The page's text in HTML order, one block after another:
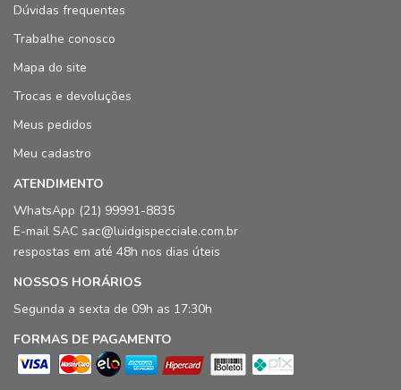
Dúvidas frequentes
Trabalhe conosco
Mapa do site
Trocas e devoluções
Meus pedidos
Meu cadastro
ATENDIMENTO
WhatsApp (21) 99991-8835
E-mail SAC sac@luidgispecciale.com.br
respostas em até 48h nos dias úteis
NOSSOS HORÁRIOS
Segunda a sexta de 09h as 17:30h
FORMAS DE PAGAMENTO